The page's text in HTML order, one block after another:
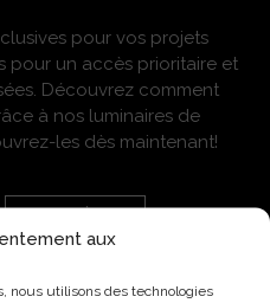
aux
nous utilisons des technologies
pour vos projets
pour un accès prioritaire et
Découvrez comment
à nos luminaires de
les dès maintenant!